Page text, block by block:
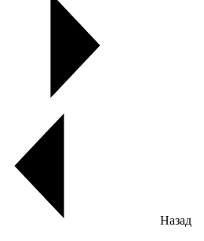
Назад